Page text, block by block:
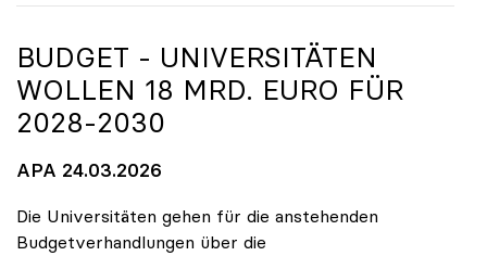
BUDGET - UNIVERSITÄTEN
WOLLEN 18 MRD. EURO FÜR
2028-2030
APA 24.03.2026
Die Universitäten gehen für die anstehenden
Budgetverhandlungen über die